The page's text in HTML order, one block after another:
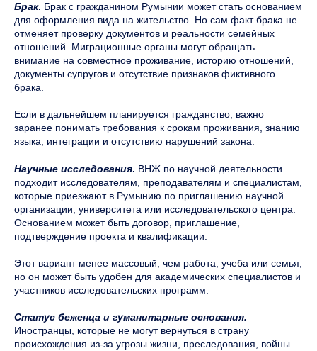
Брак. Брак с гражданином Румынии может стать основанием
для оформления вида на жительство. Но сам факт брака не
отменяет проверку документов и реальности семейных
отношений. Миграционные органы могут обращать
внимание на совместное проживание, историю отношений,
документы супругов и отсутствие признаков фиктивного
брака.
Если в дальнейшем планируется гражданство, важно
заранее понимать требования к срокам проживания, знанию
языка, интеграции и отсутствию нарушений закона.
Научные исследования. ВНЖ по научной деятельности
подходит исследователям, преподавателям и специалистам,
которые приезжают в Румынию по приглашению научной
организации, университета или исследовательского центра.
Основанием может быть договор, приглашение,
подтверждение проекта и квалификации.
Этот вариант менее массовый, чем работа, учеба или семья,
но он может быть удобен для академических специалистов и
участников исследовательских программ.
Статус беженца и гуманитарные основания.
Иностранцы, которые не могут вернуться в страну
происхождения из-за угрозы жизни, преследования, войны